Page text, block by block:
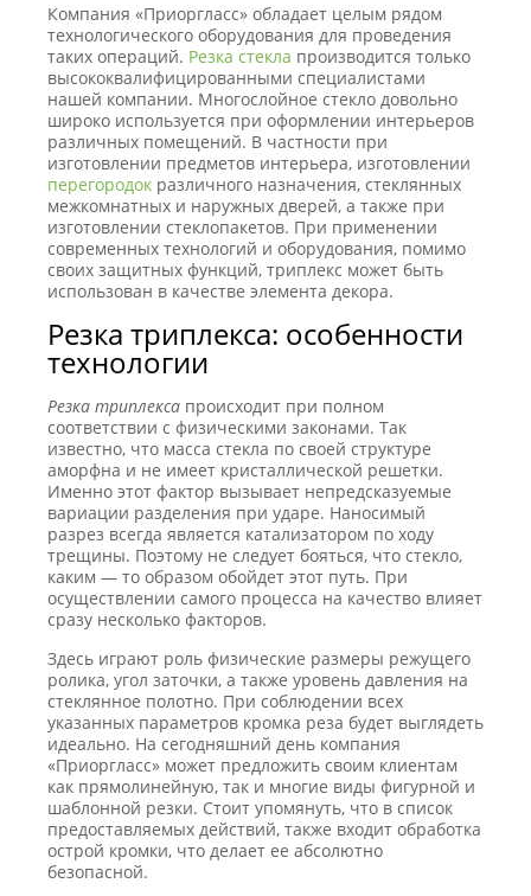
Компания «Приоргласс» обладает целым рядом
технологического оборудования для проведения
таких операций. Резка стекла производится только
высококвалифицированными специалистами
нашей компании. Многослойное стекло довольно
широко используется при оформлении интерьеров
различных помещений. В частности при
изготовлении предметов интерьера, изготовлении
перегородок различного назначения, стеклянных
межкомнатных и наружных дверей, а также при
изготовлении стеклопакетов. При применении
современных технологий и оборудования, помимо
своих защитных функций, триплекс может быть
использован в качестве элемента декора.
Резка триплекса: особенности
технологии
Резка триплекса происходит при полном
соответствии с физическими законами. Так
известно, что масса стекла по своей структуре
аморфна и не имеет кристаллической решетки.
Именно этот фактор вызывает непредсказуемые
вариации разделения при ударе. Наносимый
разрез всегда является катализатором по ходу
трещины. Поэтому не следует бояться, что стекло,
каким — то образом обойдет этот путь. При
осуществлении самого процесса на качество влияет
сразу несколько факторов.
Здесь играют роль физические размеры режущего
ролика, угол заточки, а также уровень давления на
стеклянное полотно. При соблюдении всех
указанных параметров кромка реза будет выглядеть
идеально. На сегодняшний день компания
«Приоргласс» может предложить своим клиентам
как прямолинейную, так и многие виды фигурной и
шаблонной резки. Стоит упомянуть, что в список
предоставляемых действий, также входит обработка
острой кромки, что делает ее абсолютно
безопасной.